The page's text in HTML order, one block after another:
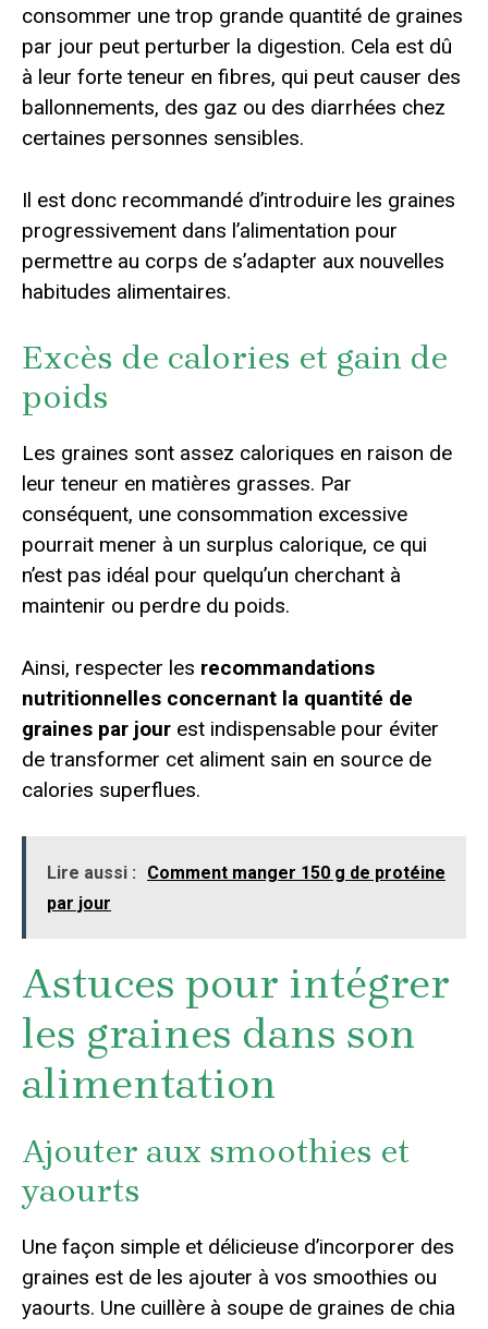
consommer une trop grande quantité de graines
par jour peut perturber la digestion. Cela est dû
à leur forte teneur en fibres, qui peut causer des
ballonnements, des gaz ou des diarrhées chez
certaines personnes sensibles.
Il est donc recommandé d’introduire les graines
progressivement dans l’alimentation pour
permettre au corps de s’adapter aux nouvelles
habitudes alimentaires.
Excès de calories et gain de
poids
Les graines sont assez caloriques en raison de
leur teneur en matières grasses. Par
conséquent, une consommation excessive
pourrait mener à un surplus calorique, ce qui
n’est pas idéal pour quelqu’un cherchant à
maintenir ou perdre du poids.
Ainsi, respecter les recommandations
nutritionnelles concernant la quantité de
graines par jour est indispensable pour éviter
de transformer cet aliment sain en source de
calories superflues.
Lire aussi :
Comment manger 150 g de protéine
par jour
Astuces pour intégrer
les graines dans son
alimentation
Ajouter aux smoothies et
yaourts
Une façon simple et délicieuse d’incorporer des
graines est de les ajouter à vos smoothies ou
yaourts. Une cuillère à soupe de graines de chia